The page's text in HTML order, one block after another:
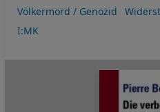
Völkermord / Genozid
I:MK